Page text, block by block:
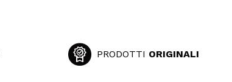
PRODOTTI ORIGINALI